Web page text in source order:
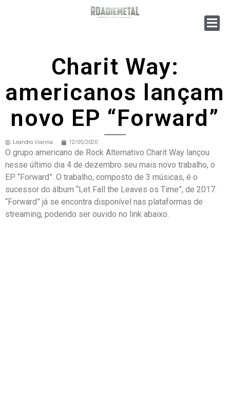
Charit Way:
americanos lançam
novo EP “Forward”
Leandro Vianna 12/05/2020
O grupo americano de Rock Alternativo Charit Way lançou
nesse último dia 4 de dezembro seu mais novo trabalho, o
EP “Forward”. O trabalho, composto de 3 músicas, é o
sucessor do álbum “Let Fall the Leaves os Time”, de 2017.
“Forward” já se encontra disponível nas plataformas de
streaming, podendo ser ouvido no link abaixo.